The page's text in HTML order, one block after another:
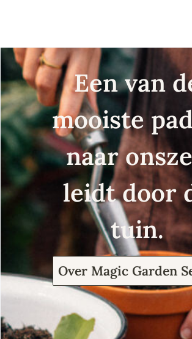
Een van
mooiste
naar
leidt door
tuin.
Over Magic Garden